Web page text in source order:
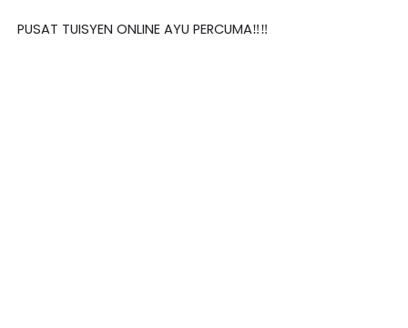
PUSAT TUISYEN ONLINE AYU PERCUMA‼️‼️